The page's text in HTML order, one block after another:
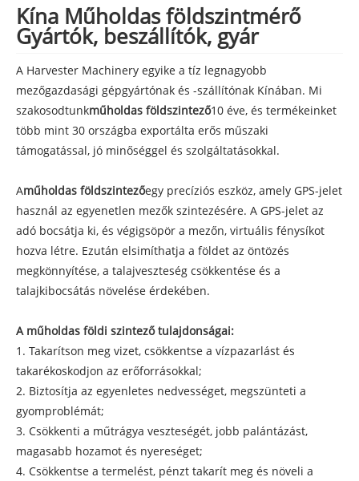
Kína Műholdas földszintmérő
Gyártók, beszállítók, gyár
A Harvester Machinery egyike a tíz legnagyobb
mezőgazdasági gépgyártónak és -szállítónak Kínában. Mi
szakosodtunkműholdas földszintező10 éve, és termékeinket
több mint 30 országba exportálta erős műszaki
támogatással, jó minőséggel és szolgáltatásokkal.
Aműholdas földszintezőegy precíziós eszköz, amely GPS-jelet
használ az egyenetlen mezők szintezésére. A GPS-jelet az
adó bocsátja ki, és végigsöpör a mezőn, virtuális fénysíkot
hozva létre. Ezután elsimíthatja a földet az öntözés
megkönnyítése, a talajveszteség csökkentése és a
talajkibocsátás növelése érdekében.
A műholdas földi szintező tulajdonságai:
1. Takarítson meg vizet, csökkentse a vízpazarlást és
takarékoskodjon az erőforrásokkal;
2. Biztosítja az egyenletes nedvességet, megszünteti a
gyomproblémát;
3. Csökkenti a műtrágya veszteségét, jobb palántázást,
magasabb hozamot és nyereséget;
4. Csökkentse a termelést, pénzt takarít meg és növeli a